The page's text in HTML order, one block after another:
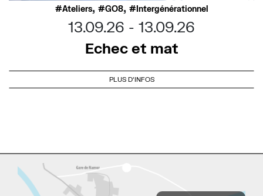
Ateliers, GO8, Intergénérationnel
13.09.26
13.09.26
Echec et mat
PLUS D'INFOS